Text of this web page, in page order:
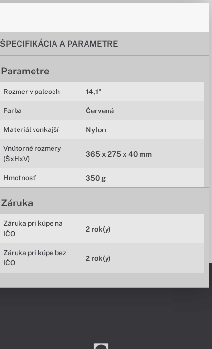
ŠPECIFIKÁCIA A PARAMETRE
Parametre
Rozmer v palcoch 14,1"
Farba Červená
Materiál vonkajší Nylon
Vnútorné rozmery
(ŠxHxV)
365 x 275 x 40 mm
Hmotnosť 350 g
Záruka
Záruka pri kúpe na
IČO
2 rok(y)
Záruka pri kúpe bez
IČO
2 rok(y)